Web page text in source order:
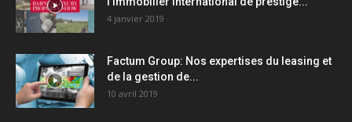
4 janvier 2019
Factum Group: Nos expertises du leasing et
de la gestion de...
10 avril 2019